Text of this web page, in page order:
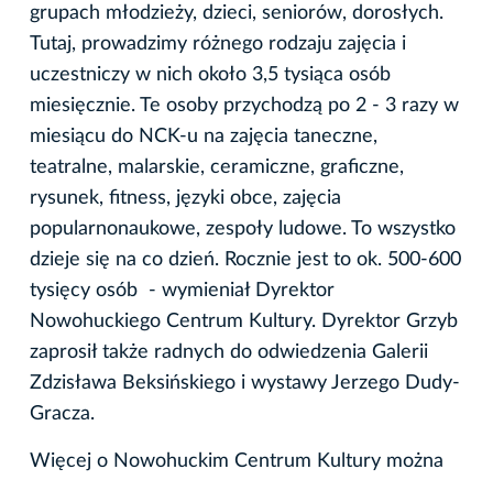
grupach młodzieży, dzieci, seniorów, dorosłych.
Tutaj, prowadzimy różnego rodzaju zajęcia i
uczestniczy w nich około 3,5 tysiąca osób
miesięcznie. Te osoby przychodzą po 2 - 3 razy w
miesiącu do NCK-u na zajęcia taneczne,
teatralne, malarskie, ceramiczne, graficzne,
rysunek, fitness, języki obce, zajęcia
popularnonaukowe, zespoły ludowe. To wszystko
dzieje się na co dzień. Rocznie jest to ok. 500-600
tysięcy osób - wymieniał Dyrektor
Nowohuckiego Centrum Kultury. Dyrektor Grzyb
zaprosił także radnych do odwiedzenia Galerii
Zdzisława Beksińskiego i wystawy Jerzego Dudy-
Gracza.
Więcej o Nowohuckim Centrum Kultury można